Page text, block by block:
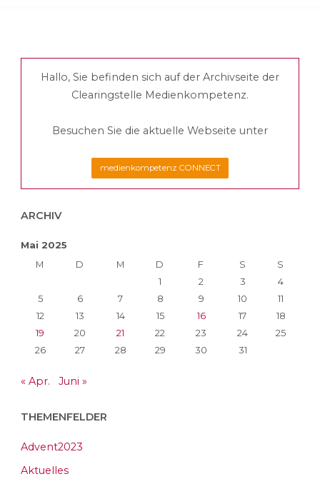
Soziale
Hallo, Sie befinden sich auf der Archivseite der
Clearingstelle Medienkompetenz.
Besuchen Sie die aktuelle Webseite unter
medienkompetenz CONNECT
ARCHIV
Mai 2025
M
D M D F S
S
1
2 3
4
5
6 7 8 9 10
11
12
13 14 15 16 17
18
19
20 21 22 23 24
25
26
27 28 29 30 31
« Apr. Juni »
THEMENFELDER
Advent2023
Aktuelles